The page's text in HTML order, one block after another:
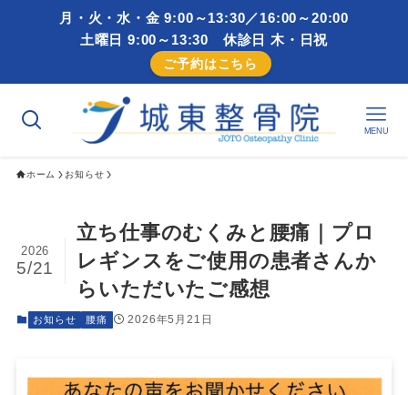
月・火・水・金 9:00～13:30／16:00～20:00
土曜日 9:00～13:30 休診日 木・日祝
ご予約はこちら
MENU
ホーム お知らせ
立ち仕事のむくみと腰痛｜プロ
レギンスをご使用の患者さんか
らいただいたご感想
2026
5/21
お知らせ 腰痛 2026年5月21日